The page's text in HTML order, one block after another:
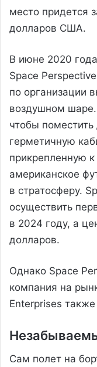
место придется
долларов США.
В июне 2020
Space
по организации
воздушном
чтобы
герметичную
прикрепленную
американское
в стратосферу.
осуществить
в 2024 году, а
долларов.
Однако Space
компания на
Enterprises
Сам полет на